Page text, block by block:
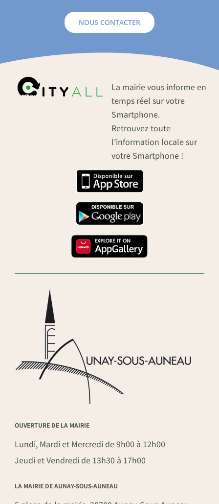
NOUS CONTACTER
La mairie vous informe en
temps réel sur votre
Smartphone.
Retrouvez toute
l’information locale sur
votre Smartphone !
OUVERTURE DE LA MAIRIE
Lundi, Mardi et Mercredi de 9h00 à 12h00
Jeudi et Vendredi de 13h30 à 17h00
LA MAIRIE DE AUNAY-SOUS-AUNEAU